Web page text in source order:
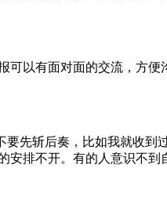
以有面对面的交流，方
先斩后奏，比如我就收到
排不开。有的人意识不